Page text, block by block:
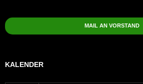
MAIL AN VORSTAND
KALENDER